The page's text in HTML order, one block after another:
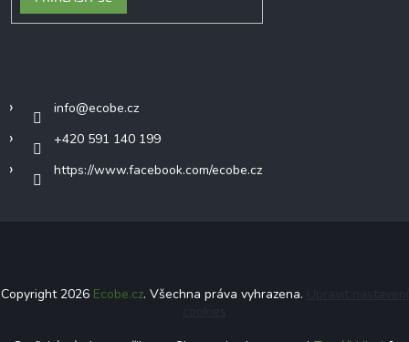
info@ecobe.cz
+420 591 140 199
https://www.facebook.com/ecobe.cz
Copyright 2026 Ecobe.cz. Všechna práva vyhrazena.